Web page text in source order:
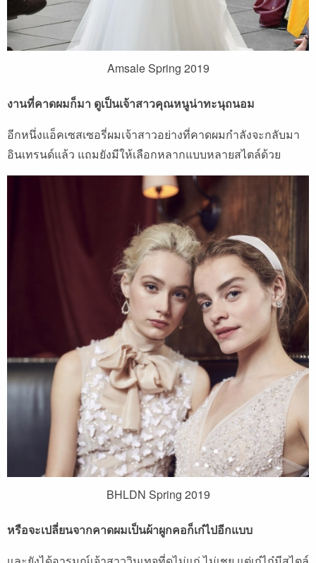
Amsale Spring 2019
งานที่คาดผมก็มา ดูเป็นเจ้าสาวคุณหนูน่าทะนุถนอม
อีกหนึ่งแอ็คเซสเซอรี่ผมเจ้าสาวอย่างที่คาดผมกำลังจะกลับมา
อินเทรนด์แล้ว แถมยังมีให้เลือกหลากแบบหลายสไตล์ด้วย
BHLDN Spring 2019
หรือจะเปลี่ยนจากคาดผมเป็นผ้าผูกคอก็เก๋ไปอีกแบบ